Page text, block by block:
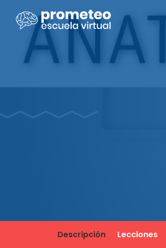
Descripción Lecciones